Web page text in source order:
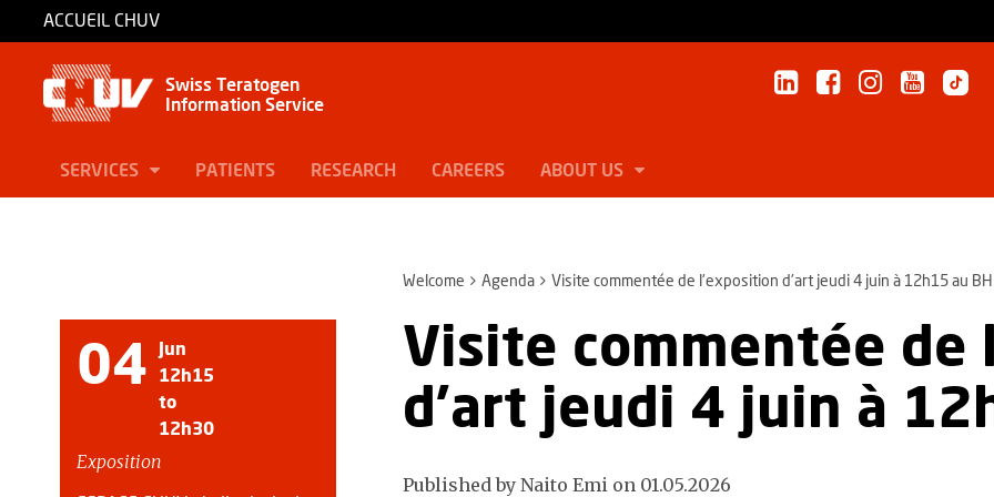
ACCUEIL CHUV
Swiss Teratogen
Information Service
SERVICES PATIENTS RESEARCH CAREERS ABOUT US
Welcome Agenda Visite commentée de l'exposition d'art jeudi 4 juin à 12h15 au BH
04
Jun
12h15
to
12h30
Exposition
Visite commentée de
d'art jeudi 4 juin à
Published by Naito Emi on 01.05.2026